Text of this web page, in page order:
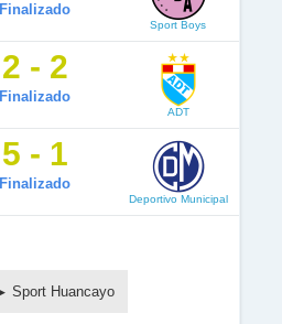
Finalizado
Sport Boys
2 - 2
Finalizado
ADT
5 - 1
Finalizado
Deportivo Municipal
Sport Huancayo